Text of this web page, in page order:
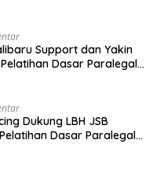
Support dan Yakin
Dasar Paralegal
Dukung LBH JSB
Dasar Paralegal